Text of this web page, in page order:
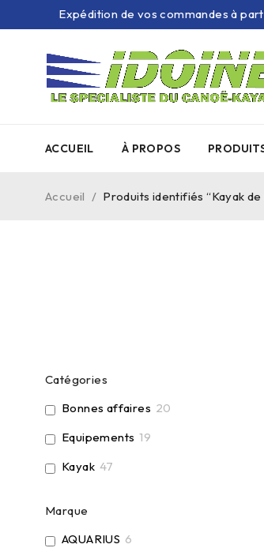
Expédition de vos commandes à
ACCUEIL À PROPOS
Accueil / Produits identifiés “Kayak de
Catégories
Bonnes affaires 20
Equipements 19
Kayak 47
Marque
AQUARIUS 6